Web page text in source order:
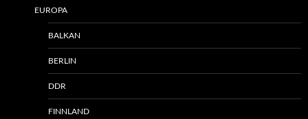
EUROPA
BALKAN
BERLIN
DDR
FINNLAND